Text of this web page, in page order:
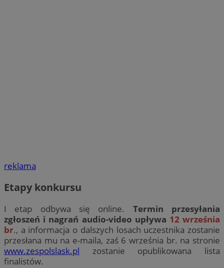
reklama
Etapy konkursu
I etap odbywa się online. Termin przesyłania
zgłoszeń i nagrań audio-video upływa 12 września
br., a informacja o dalszych losach uczestnika zostanie
przesłana mu na e-maila, zaś 6 września br. na stronie
www.zespolslask.pl zostanie opublikowana lista
finalistów.